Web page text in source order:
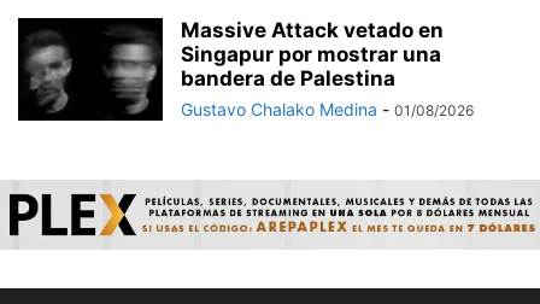
Massive Attack vetado en
Singapur por mostrar una
bandera de Palestina
Gustavo Chalako Medina - 01/08/2026